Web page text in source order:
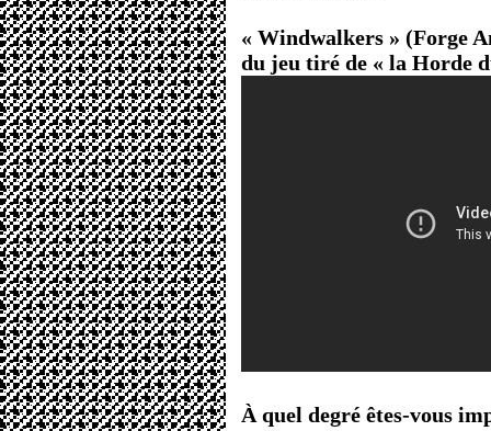
« Windwalkers » (Forge
du jeu tiré de « la Horde
À quel degré êtes-vous